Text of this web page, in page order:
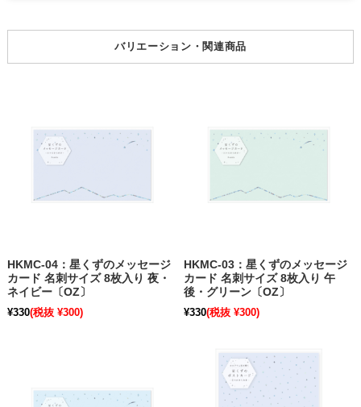
バリエーション・関連商品
HKMC-04：星くずのメッセージ
カード 名刺サイズ 8枚入り 夜・
ネイビー〔OZ〕
¥330(税抜 ¥300)
HKMC-03：星くずのメッセージ
カード 名刺サイズ 8枚入り 午
後・グリーン〔OZ〕
¥330(税抜 ¥300)